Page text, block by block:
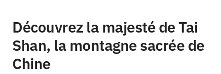
Découvrez la majesté de Tai
Shan, la montagne sacrée de
Chine